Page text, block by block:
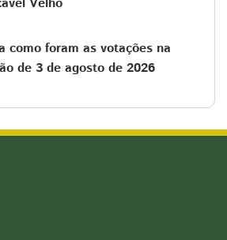
como foram as votações na
de 3 de agosto de 2026